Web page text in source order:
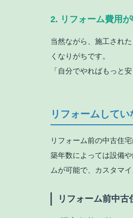
2. リフォーム費用
当然ながら、施工され
くなりがちです。
「自分でやればもっと
リフォームして
リフォーム前の中古住
築年数によっては設備
ムが可能で、カスタマ
リフォーム前中古